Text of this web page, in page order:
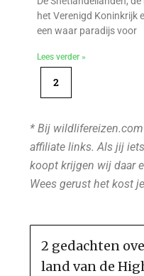
het Verenigd Koninkrijk
een waar paradijs voor
Lees verder »
2
* Bij
affiliate links. Als jij
koopt krijgen wij daar
Wees gerust het kost
2 gedachten
land van de